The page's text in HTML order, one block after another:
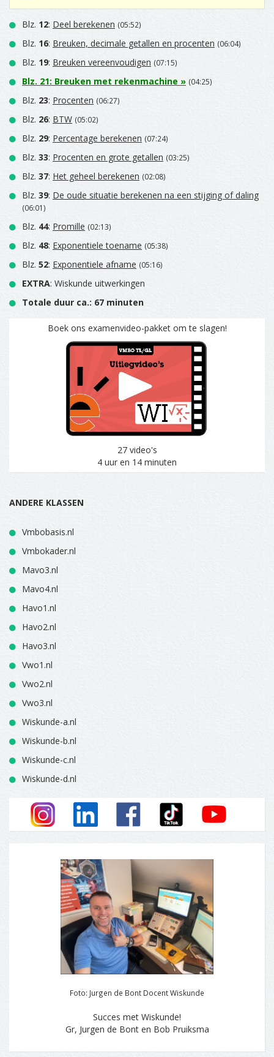
Blz. 12: Deel berekenen (05:52)
Blz. 16: Breuken, decimale getallen en procenten (06:04)
Blz. 19: Breuken vereenvoudigen (07:15)
Blz. 21: Breuken met rekenmachine » (04:25)
Blz. 23: Procenten (06:27)
Blz. 26: BTW (05:02)
Blz. 29: Percentage berekenen (07:24)
Blz. 33: Procenten en grote getallen (03:25)
Blz. 37: Het geheel berekenen (02:08)
Blz. 39: De oude situatie berekenen na een stijging of daling
(06:01)
Blz. 44: Promille (02:13)
Blz. 48: Exponentiele toename (05:38)
Blz. 52: Exponentiele afname (05:16)
EXTRA: Wiskunde uitwerkingen
Totale duur ca.: 67 minuten
Boek ons examenvideo-pakket om te slagen!
27 video's
4 uur en 14 minuten
ANDERE KLASSEN
Vmbobasis.nl
Vmbokader.nl
Mavo3.nl
Mavo4.nl
Havo1.nl
Havo2.nl
Havo3.nl
Vwo1.nl
Vwo2.nl
Vwo3.nl
Wiskunde-a.nl
Wiskunde-b.nl
Wiskunde-c.nl
Wiskunde-d.nl
Foto: Jurgen de Bont Docent Wiskunde
Succes met Wiskunde!
Gr, Jurgen de Bont en Bob Pruiksma